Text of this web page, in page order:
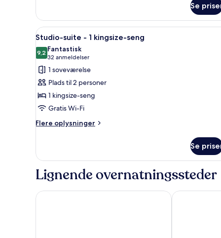
handicapvenligt
(Mobility)
-
queensize-
senge
-
handicapvenligt
(Mobility)
Se
Indlæs
alle
billeder
af
Studio-
suite
-
1
kingsize-
Et hotelværelse med en stor
7
Studio-suite - 1 kingsize-seng
9,29,2 ud af 10
Fantastisk
32 anmeldelser
(32
anmeldelser)
1 soveværelse
Plads til 2 personer
1 kingsize-seng
Gratis Wi-Fi
Flere oplysninger
Flere
suite
seng
Se
Lignende overnatningssteder
Country Inn & Suites by Radisson, Tallahassee-
Best Western